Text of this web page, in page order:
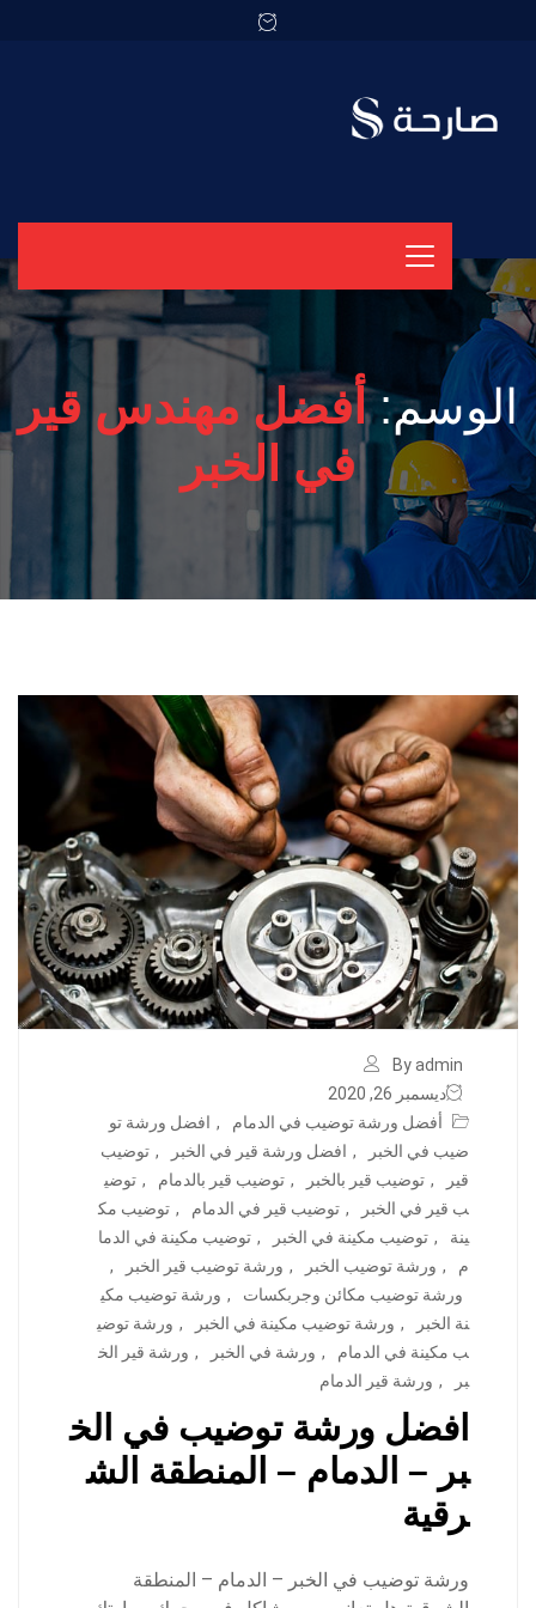
الوسم:أفضل مهندس قير
في الخبر
By admin
ديسمبر 26, 2020
أفضل ورشة توضيب في الدمام
, افضل ورشة تو
ضيب في الخبر
, افضل ورشة قير في الخبر , توضيب
قير
, توضيب قير بالخبر , توضيب قير بالدمام , توضي
ب قير في الخبر
, توضيب قير في الدمام , توضيب مك
ينة
, توضيب مكينة في الخبر , توضيب مكينة في الدما
م
, ورشة توضيب الخبر , ورشة توضيب قير الخبر
,
ورشة توضيب مكائن وجربكسات
, ورشة توضيب مكي
نة الخبر
, ورشة توضيب مكينة في الخبر , ورشة توضي
ب مكينة في الدمام
, ورشة في الخبر , ورشة قير الخ
بر
, ورشة قير الدمام
افضل ورشة توضيب في الخ
بر – الدمام – المنطقة الش
رقية
ورشة توضيب في الخبر – الدمام – المنطقة